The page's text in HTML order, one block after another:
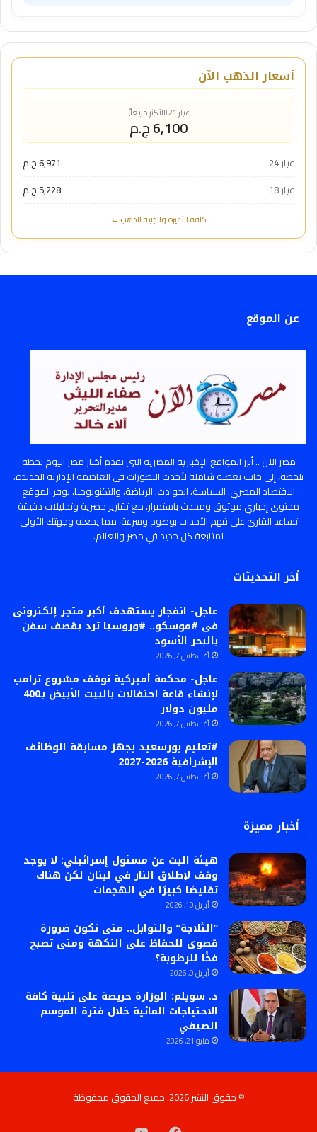
أسعار الذهب الآن
عيار 21 (الأكثر مبيعاً)
6,100 ج.م
عيار 24
6,971 ج.م
عيار 18
5,228 ج.م
كافة الأعيرة والجنيه الذهب ←
عن الموقع
مصر الان .. أبرز المواقع الإخبارية المصرية التي تقدم أخبار مصر اليوم لحظة
بلحظة، إلى جانب تغطية شاملة لأحدث التطورات في العاصمة الإدارية الجديدة،
الاقتصاد المصري، السياسة، الحوادث، الرياضة، والتكنولوجيا. يوفر الموقع
محتوى إخباري موثوق ومحدث باستمرار، مع تقارير حصرية وتحليلات دقيقة
تساعد القارئ على فهم الأحداث بوضوح وسرعة، مما يجعله وجهتك الأولى
لمتابعة كل جديد في مصر والعالم.
أخر التحديثات
عاجل- انفجار يستهدف أكبر متجر إلكترونى
فى #موسكو.. #وروسيا ترد بقصف سفن
بالبحر الأسود
أغسطس 7, 2026
عاجل- محكمة أميركية توقف مشروع ترامب
لإنشاء قاعة احتفالات بالبيت الأبيض بـ400
مليون دولار
أغسطس 7, 2026
#تعليم بورسعيد يجهز مسابقة الوظائف
الإشرافية 2026-2027
أغسطس 7, 2026
أخبار مميزة
هيئة البث عن مسئول إسرائيلي: لا يوجد
وقف لإطلاق النار في لبنان لكن هناك
تقليصًا كبيرًا في الهجمات
أبريل 10, 2026
​”الثلاجة” والتوابل.. متى تكون ضرورة
قصوى للحفاظ على النكهة ومتى تصبح
فخًا للرطوبة؟
أبريل 9, 2026
د. سويلم: الوزارة حريصة على تلبية كافة
الاحتياجات المائية خلال فترة الموسم
الصيفي
مايو 21, 2026
© حقوق النشر 2026، جميع الحقوق محفوظة